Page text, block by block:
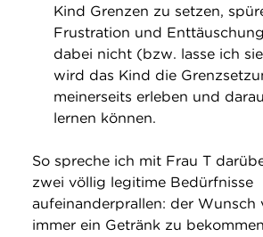
Kind Grenzen zu setzen,
Frustration und
dabei nicht (bzw. lasse ich
wird das Kind die
meinerseits erleben und
lernen können.
So spreche ich mit Frau T
zwei völlig legitime Bedürfnisse
aufeinanderprallen: der Wunsch
immer ein Getränk zu